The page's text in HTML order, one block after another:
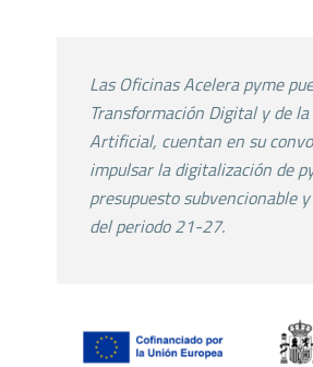
Las Oficinas Acelera pyme
Transformación Digital y de
Artificial, cuentan en su
impulsar la digitalización de
presupuestosubvencionable
delperiodo 21-27.